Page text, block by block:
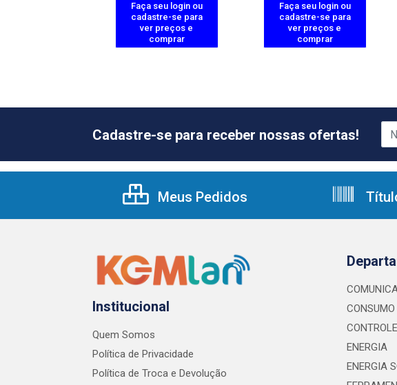
Faça seu login ou
cadastre-se para
ver preços e
comprar
Faça seu login ou
cadastre-se para
ver preços e
comprar
Cadastre-se para receber nossas ofertas!
Meus Pedidos
Institucional
Quem Somos
Política de Privacidade
Política de Troca e Devolução
CONSUMO
ENERGIA
ENERGIA